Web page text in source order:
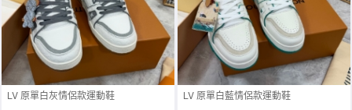
LV 原單白灰情侶款運動鞋 LV 原單白藍情侶款運動鞋